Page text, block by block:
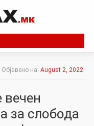
Објавено на: August 2, 2022
вечен
за слобода